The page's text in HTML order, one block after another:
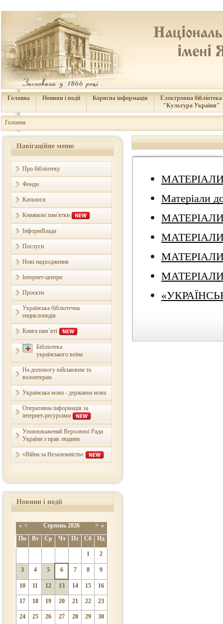
Головна Новини і події Корисна інформація
Електронна бібліотека
"Культура України"
Головна
Навігаційне меню
Про бібліотеку
Фонди
Каталоги
Книжкові пам'ятки
ІнформВлада
Послуги
Нові надходження
Інтернет-центри
Проєкти
Українська бібліотечна
енциклопедія
Книга пам`яті
Бібліотека
українського воїна
На допомогу військовим та
волонтерам
Українська мова - державна мова
Оперативна інформація за
інтернет-ресурсами
Уповноважений Верховної Ради
України з прав людини
«Війна за Незалежність»
Новини і події
« < Серпень2026 > »
Пн
Вт Ср Чт Пт Сб Нд
1 2
3 4 5 6 7 8 9
10 11 12 13 14 15 16
17 18 19 20 21 22 23
24 25 26 27 28 29 30
МАТЕРІАЛИ
Матеріали
МАТЕРІАЛИ
МАТЕРІАЛИ
МАТЕРІАЛИ
МАТЕРІАЛИ